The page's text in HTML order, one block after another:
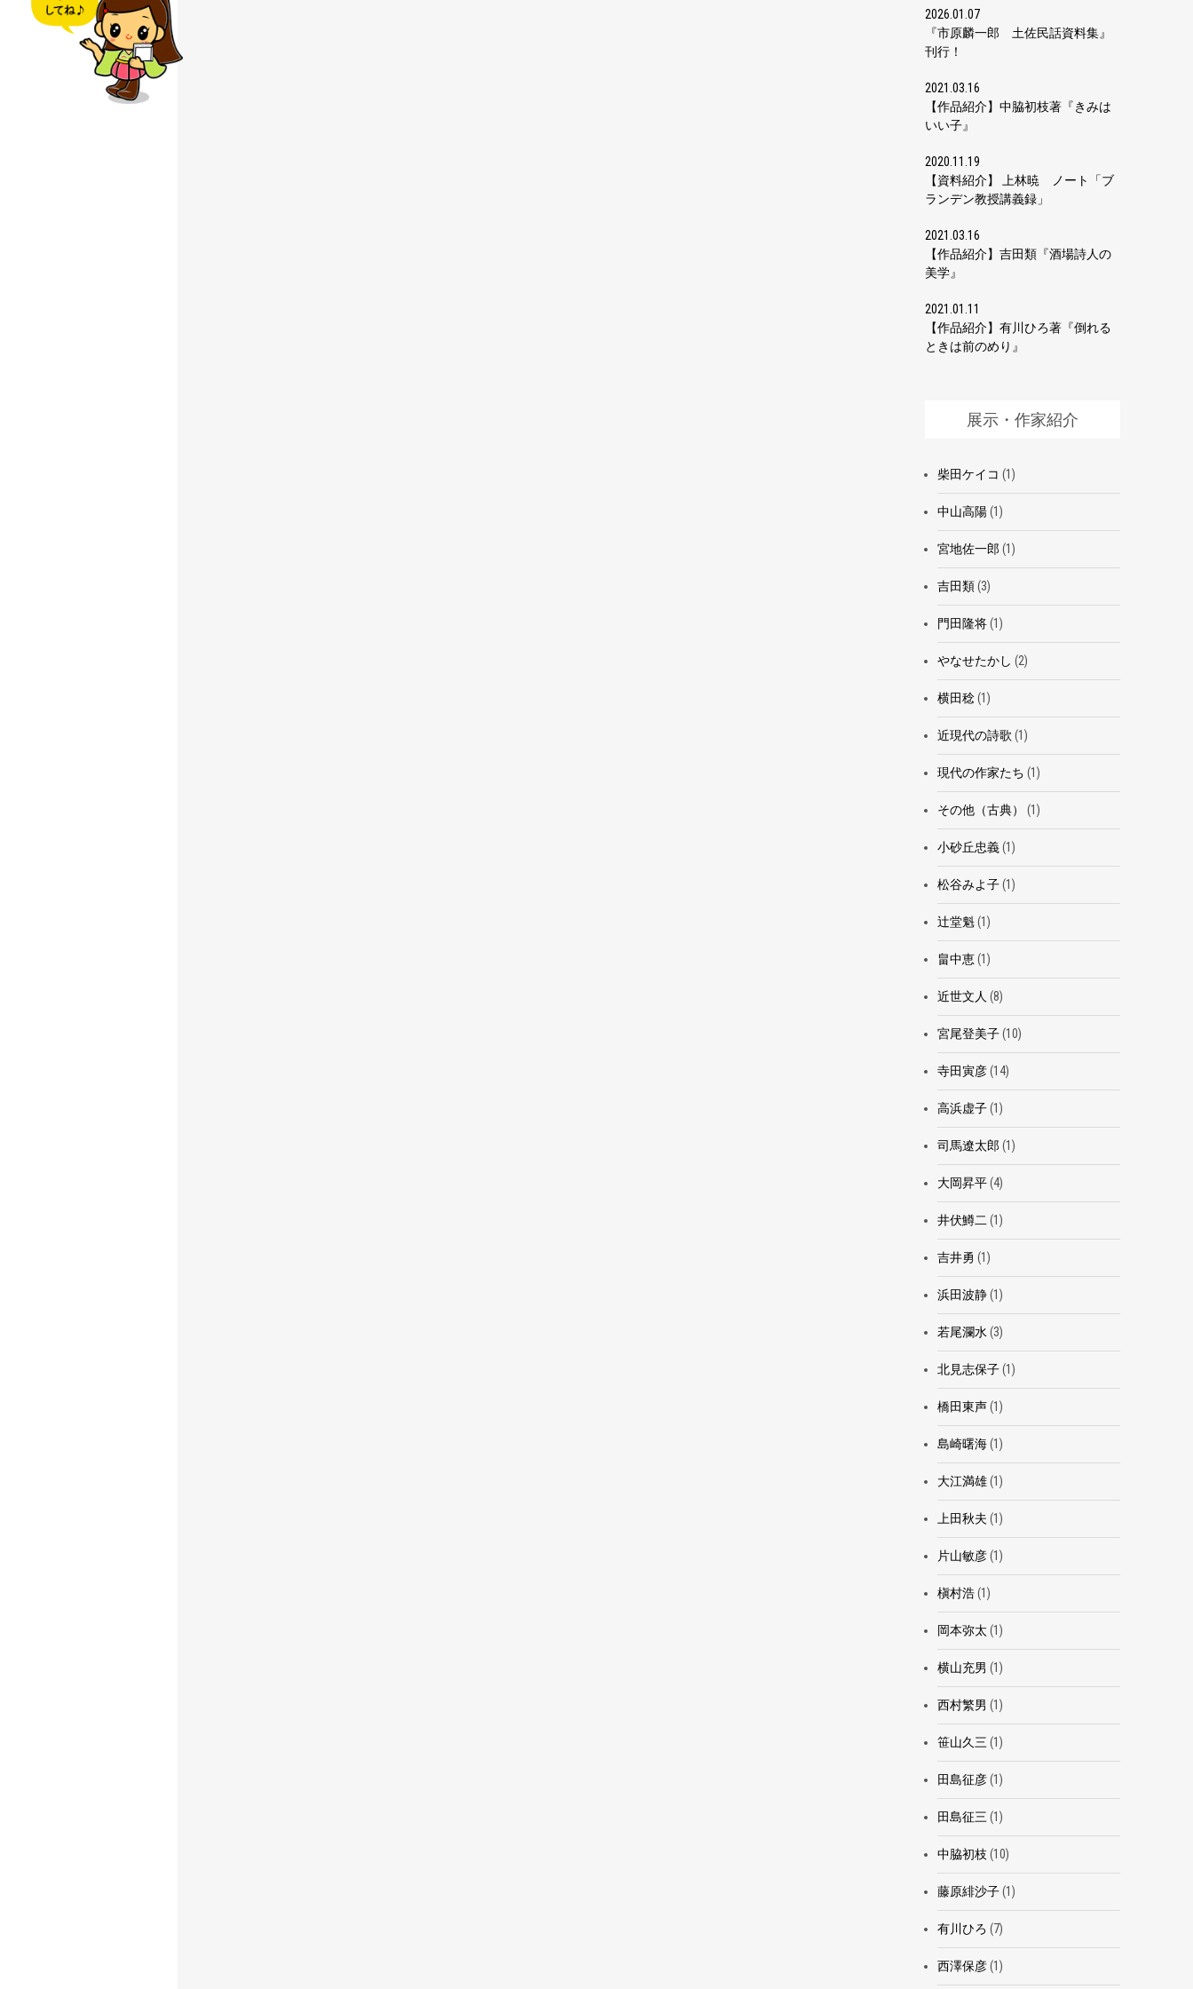
2026.01.07
『市原麟一郎 土佐民話資料集』
刊行！
2021.03.16
【作品紹介】中脇初枝著『きみは
いい子』
2020.11.19
【資料紹介】 上林暁 ノート「ブ
ランデン教授講義録」
2021.03.16
【作品紹介】吉田類『酒場詩人の
美学』
2021.01.11
【作品紹介】有川ひろ著『倒れる
ときは前のめり』
展示・作家紹介
柴田ケイコ (1)
中山高陽(1)
宮地佐一郎 (1)
吉田類(3)
門田隆将(1)
やなせたかし (2)
横田稔(1)
近現代の詩歌 (1)
現代の作家たち (1)
その他（古典） (1)
小砂丘忠義(1)
松谷みよ子(1)
辻堂魁(1)
畠中恵(1)
近世文人 (8)
宮尾登美子(10)
寺田寅彦(14)
高浜虚子(1)
司馬遼太郎 (1)
大岡昇平(4)
井伏鱒二 (1)
吉井勇 (1)
浜田波静(1)
若尾瀾水 (3)
北見志保子(1)
橋田東声(1)
島崎曙海(1)
大江満雄(1)
上田秋夫 (1)
片山敏彦(1)
槇村浩(1)
岡本弥太 (1)
横山充男 (1)
西村繁男 (1)
笹山久三 (1)
田島征彦(1)
田島征三 (1)
中脇初枝 (10)
藤原緋沙子(1)
有川ひろ (7)
西澤保彦(1)